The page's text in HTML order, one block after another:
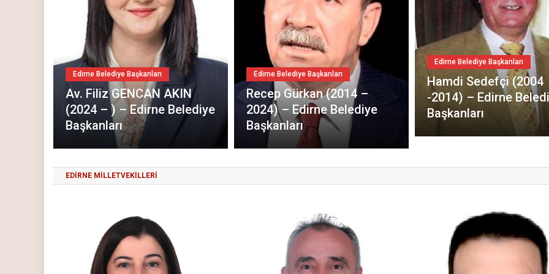
Edirne Belediye Başkanları
Av. Filiz GENCAN AKIN
(2024 – ) – Edirne Belediye
Başkanları
Edirne Belediye Başkanları
Recep Gürkan (2014 –
2024) – Edirne Belediye
Başkanları
Edirne Belediye Başkanları
Hamdi Sedefçi (2004
-2014) – Edirne
Başkanları
EDİRNE MİLLETVEKİLLERİ